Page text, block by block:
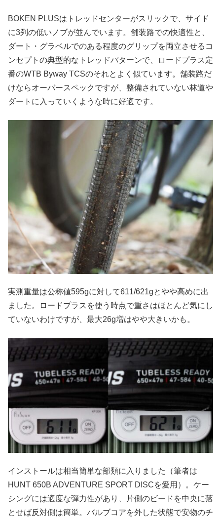
BOKEN PLUSはトレッドセンターがスリックで、サイド
に3列の低いノブが並んでいます。舗装路での快適性と、
ダート・グラベルでのある程度のグリップを両立させるコ
ンセプトの典型的なトレッドパターンで、ロードプラス定
番のWTB Byway TCSのそれとよく似ています。舗装路だ
けならオーバースペックですが、整備されていない林道や
ダートに入っていくような時に好適です。
実測重量は公称値595gに対して611/621gとやや高めに出
ました。ロードプラスを使う時点で重さはほとんど気にし
ていないわけですが、最大26g増はやや大きいかも。
インストールは相当簡単な部類に入りました（筆者は
HUNT 650B ADVENTURE SPORT DISCを愛用）。ケー
シングには適度な弾力性があり、片側のビードを中央に落
とせば反対側は簡単。バルブコアを外した状態で安物のチ